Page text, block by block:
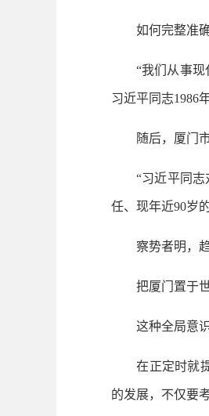
如何完整准确
“我们从事现代
习近平同志1986
随后，厦门市
“习近平同志对
任、现年近90岁
察势者明，趋
把厦门置于世
这种全局意识
在正定时就提
的发展，不仅要